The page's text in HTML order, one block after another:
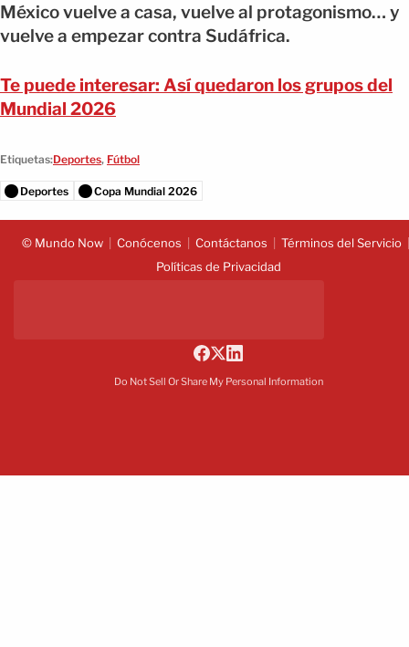
México vuelve a casa, vuelve al protagonismo… y
vuelve a empezar contra Sudáfrica.
Te puede interesar: Así quedaron los grupos del
Mundial 2026
Etiquetas:Deportes, Fútbol
Deportes Copa Mundial 2026
© Mundo Now Conócenos Contáctanos
Términos del Servicio
Políticas de Privacidad
Do Not Sell Or Share My Personal Information